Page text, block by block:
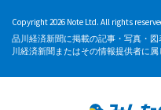
Copyright 2026 Note Ltd. All rights
品川経済新聞に掲載の記事・写真・
川経済新聞またはその情報提供者に属